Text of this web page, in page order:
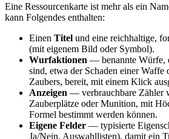
Eine Ressourcenkarte ist mehr als ein
kann Folgendes enthalten:
Einen Titel und eine reichhaltige,
(mit eigenem Bild oder Symbol).
Wurfaktionen — benannte Würfe,
sind, etwa der Schaden einer Waffe
Zaubers, bereit, mit einem Klick
Anzeigen — verbrauchbare Zähler
Zauberplätze oder Munition, mit
Formel bestimmt werden können.
Eigene Felder — typisierte
Ja/Nein, Auswahllisten), damit ein